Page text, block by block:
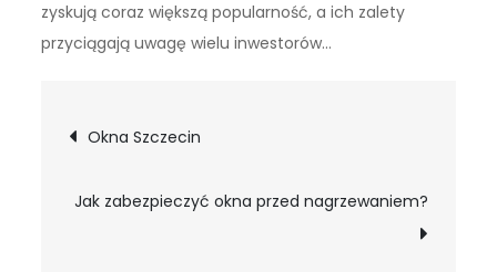
zyskują coraz większą popularność, a ich zalety
przyciągają uwagę wielu inwestorów…
Nawigacja
wpisu
Okna Szczecin
Jak zabezpieczyć okna przed nagrzewaniem?